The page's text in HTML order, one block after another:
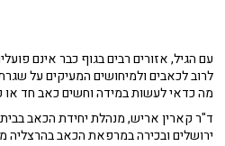
עם הגיל, אזורים רבים בגוף כבר אינם
לרוב לכאבים ולמיחושים המעיקים על
מה כדאי לעשות במידה וחשים כאב חד או
ד"ר קארין אריש, מנהלת יחידת הכאב
ירושלים ובכירה במרפאת הכאב בהרצליה